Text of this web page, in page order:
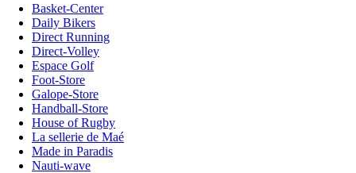
Basket-Center
Daily Bikers
Direct Running
Direct-Volley
Espace Golf
Foot-Store
Galope-Store
Handball-Store
House of Rugby
La sellerie de Maé
Made in Paradis
Nauti-wave